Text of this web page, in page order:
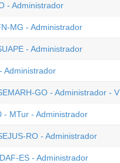
- Administrador
MG - Administrador
- Administrador
Administrador
GO - Administrador - V
- MTur - Administrador
RO - Administrador
ES - Administrador